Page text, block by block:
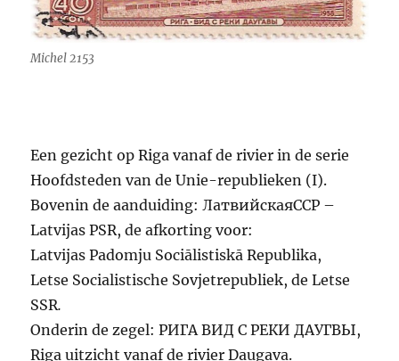
Michel 2153
Een gezicht op Riga vanaf de rivier in de serie
Hoofdsteden van de Unie-republieken (I).
Bovenin de aanduiding: ЛатвийскаяССР –
Latvijas PSR, de afkorting voor:
Latvijas Padomju Sociālistiskā Republika,
Letse Socialistische Sovjetrepubliek, de Letse
SSR.
Onderin de zegel: РИГА ВИД С РЕКИ ДАУГВЫ,
Riga uitzicht vanaf de rivier Daugava.